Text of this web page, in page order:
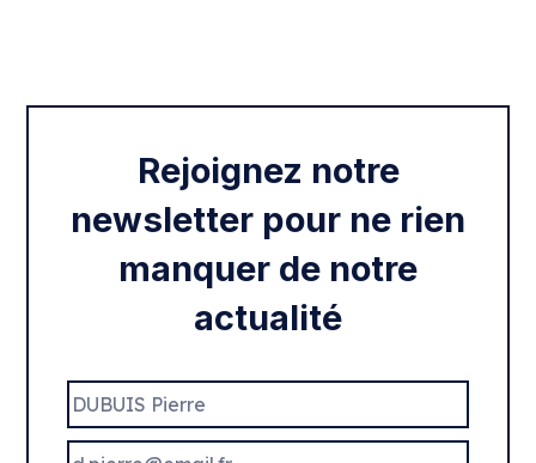
Rejoignez notre
newsletter pour ne rien
manquer de notre
actualité